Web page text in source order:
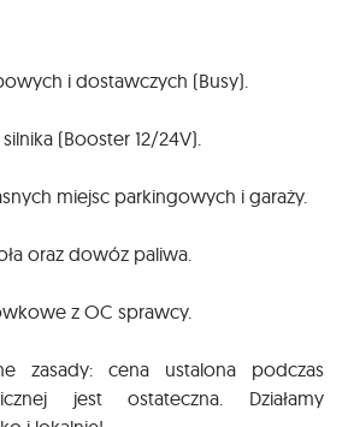
i dostawczych (Busy).
(Booster 12/24V).
miejsc parkingowych i garaży.
oraz dowóz paliwa.
z OC sprawcy.
zasady: cena ustalona podczas
jest ostateczna. Działamy